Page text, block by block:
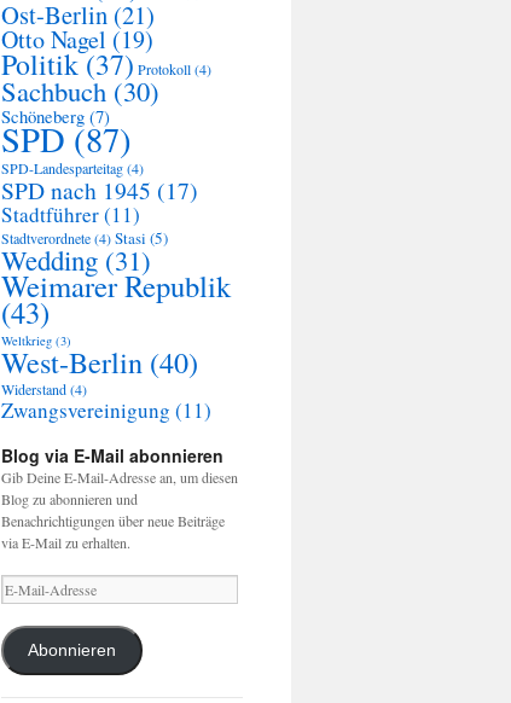
Ost-Berlin (21)
Otto Nagel (19)
Politik(37) Protokoll(4)
Sachbuch (30)
Schöneberg (7)
SPD(87)
SPD-Landesparteitag(4)
SPD nach 1945 (17)
Stadtführer(11)
Stadtverordnete(4)Stasi (5)
Wedding (31)
Weimarer Republik
(43)
Weltkrieg (3)
West-Berlin (40)
Widerstand(4)
Zwangsvereinigung (11)
Blog via E-Mail abonnieren
Gib Deine E-Mail-Adresse an, um diesen
Blog zu abonnieren und
Benachrichtigungen über neue Beiträge
via E-Mail zu erhalten.
E-
Mail-
Adresse
Abonnieren